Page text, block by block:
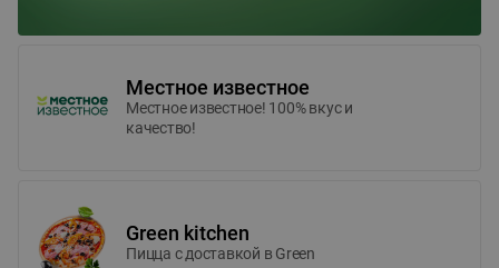
Местное известное
Местное известное! 100% вкус и
качество!
Green kitchen
Пицца c доставкой в Green